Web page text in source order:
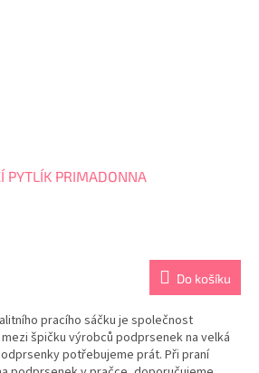
PYTLÍK PRIMADONNA
Do košíku
pracího sáčku je společnost
špičku výrobců podprsenek na velká
potřebujeme prát. Při praní